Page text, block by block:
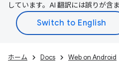
しています。AI 翻訳には誤りが含
ホーム Docs Web on Android